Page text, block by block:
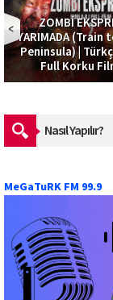
2 /
to Busan 2:
Dublajlı
İzle
Nasıl Yapılır?
MeGaTuRK FM 99.9